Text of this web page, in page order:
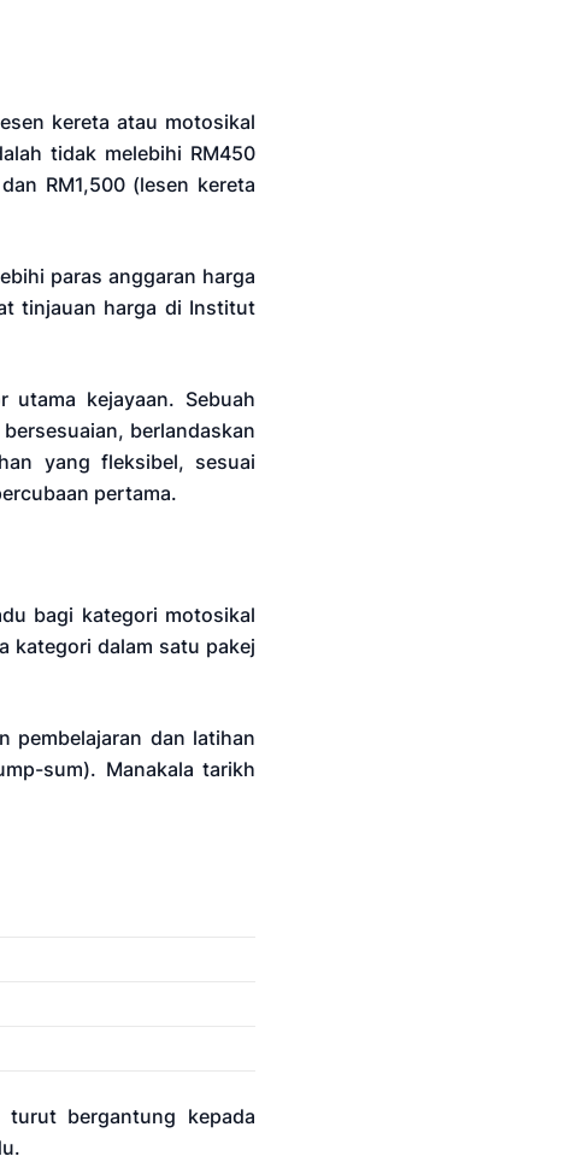
kereta atau motosikal
tidak melebihi RM450
RM1,500 (lesen kereta
paras anggaran harga
tinjauan harga di Institut
utama kejayaan. Sebuah
berlandaskan
yang fleksibel, sesuai
pertama.
bagi kategori motosikal
kategori dalam satu pakej
pembelajaran dan latihan
sum). Manakala tarikh
bergantung kepada